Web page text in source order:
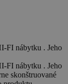
FI nábytku . Jeho
FI nábytku . Jeho
skonštruované